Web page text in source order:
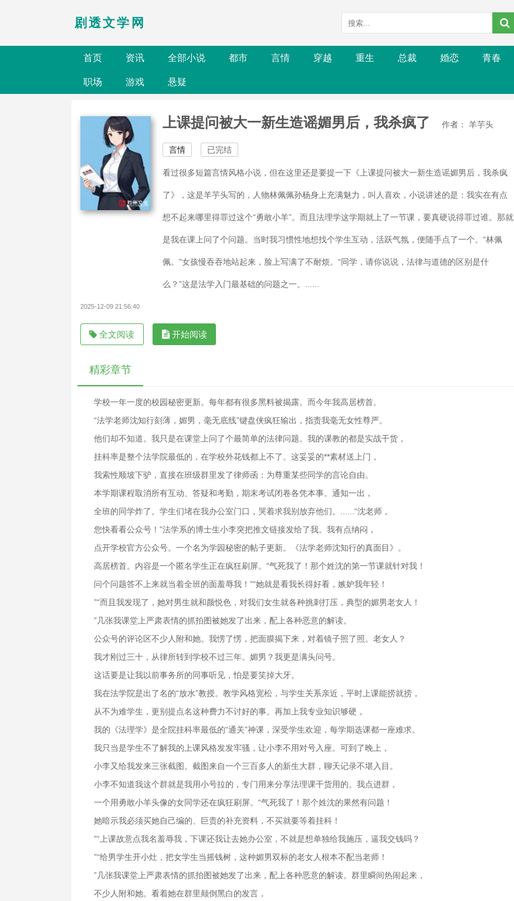
剧透文学网
首页 资讯 全部小说 都市 言情 穿越 重生 总裁 婚恋 青春
职场 游戏 悬疑
上课提问被大一新生造谣媚男后，我杀疯了 作者： 羊芋头
言情 已完结
看过很多短篇言情风格小说，但在这里还是要提一下《上课提问被大一新生造谣媚男后，我杀疯
了》，这是羊芋头写的，人物林佩佩孙杨身上充满魅力，叫人喜欢，小说讲述的是：我实在有点
想不起来哪里得罪过这个“勇敢小羊”。而且法理学这学期就上了一节课，要真硬说得罪过谁。那就
是我在课上问了个问题。当时我习惯性地想找个学生互动，活跃气氛，便随手点了一个。“林佩
佩。”女孩慢吞吞地站起来，脸上写满了不耐烦。“同学，请你说说，法律与道德的区别是什
么？”这是法学入门最基础的问题之一。......
2025-12-09 21:56:40
全文阅读 开始阅读
精彩章节
学校一年一度的校园秘密更新。每年都有很多黑料被揭露。而今年我高居榜首。
“法学老师沈知行刻薄，媚男，毫无底线”键盘侠疯狂输出，指责我毫无女性尊严。
他们却不知道。我只是在课堂上问了个最简单的法律问题。我的课教的都是实战干货，
挂科率是整个法学院最低的，在学校外花钱都上不了。这妥妥的**素材送上门，
我索性顺坡下驴，直接在班级群里发了律师函：为尊重某些同学的言论自由。
本学期课程取消所有互动、答疑和考勤，期末考试闭卷各凭本事。通知一出，
全班的同学炸了。学生们堵在我办公室门口，哭着求我别放弃他们。......“沈老师，
您快看看公众号！”法学系的博士生小李突把推文链接发给了我。我有点纳闷，
点开学校官方公众号。一个名为学园秘密的帖子更新。《法学老师沈知行的真面目》。
高居榜首。内容是一个匿名学生正在疯狂刷屏。“气死我了！那个姓沈的第一节课就针对我！
问个问题答不上来就当着全班的面羞辱我！”“她就是看我长得好看，嫉妒我年轻！
”“而且我发现了，她对男生就和颜悦色，对我们女生就各种挑刺打压，典型的媚男老女人！
”几张我课堂上严肃表情的抓拍图被她发了出来，配上各种恶意的解读。
公众号的评论区不少人附和她。我愣了愣，把面膜揭下来，对着镜子照了照。老女人？
我才刚过三十，从律所转到学校不过三年。媚男？我更是满头问号。
这话要是让我以前事务所的同事听见，怕是要笑掉大牙。
我在法学院是出了名的“放水”教授。教学风格宽松，与学生关系亲近，平时上课能捞就捞，
从不为难学生，更别提点名这种费力不讨好的事。再加上我专业知识够硬，
我的《法理学》是全院挂科率最低的“通关”神课，深受学生欢迎，每学期选课都一座难求。
我只当是学生不了解我的上课风格发发牢骚，让小李不用对号入座。可到了晚上，
小李又给我发来三张截图。截图来自一个三百多人的新生大群，聊天记录不堪入目。
小李不知道我这个群就是我用小号拉的，专门用来分享法理课干货用的。我点进群，
一个用勇敢小羊头像的女同学还在疯狂刷屏。“气死我了！那个姓沈的果然有问题！
她暗示我必须买她自己编的、巨贵的补充资料，不买就要等着挂科！
”“上课故意点我名羞辱我，下课还我让去她办公室，不就是想单独给我施压，逼我交钱吗？
”“给男学生开小灶，把女学生当摇钱树，这种媚男双标的老女人根本不配当老师！
”几张我课堂上严肃表情的抓拍图被她发了出来，配上各种恶意的解读。群里瞬间热闹起来，
不少人附和她。看着她在群里颠倒黑白的发言，